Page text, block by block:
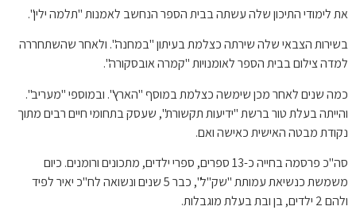
את לימודי התיכון שלה עשתה בבית הספר הנחשב לאמנות "תלמה ילין".
בשירות הצבאי שלה שירתה כצלמת בעיתון "במחנה". ולאחר שהשתחררה
למדה צילום בבית הספר לאומנויות "קמרה אובסקורה".
כמה שנים לאחר מכן שימשה כצלמת במוסף "הארץ". ובמוספי "מעריב".
והייתה בעלת טור ברשת "ידיעות תקשורת", שעסק בתחומי חיים רבים מתוך
נקודת מבטה האישית כאישה ואם.
סה"כ פרסמה בחייה כ-13 ספרים, ספרי ילדים, מתכונים ורומנים. כיום
משמשת כנשיאת עמותת "שק"ל", כבר 5 שנים ונשואה לח"כ יאיר לפיד
ולהם 2 ילדים, בן ובת בעלת מוגבלות.